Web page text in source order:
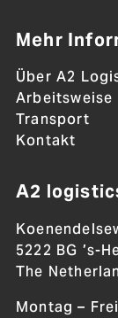
Mehr
Über A2
Arbeitsweise
Transport
Kontakt
A2
5222 BG ’s-
The
Montag –